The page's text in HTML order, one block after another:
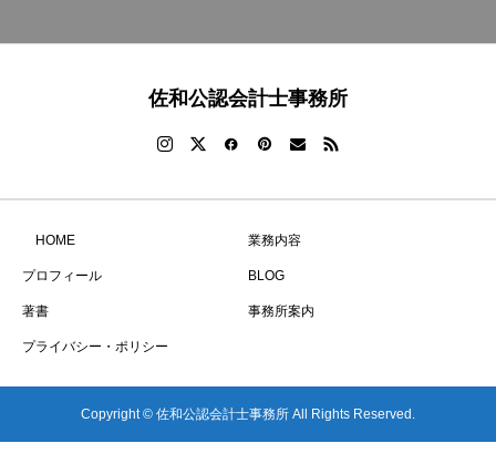
佐和公認会計士事務所
HOME 業務内容
プロフィール BLOG
著書 事務所案内
プライバシー・ポリシー
Copyright © 佐和公認会計士事務所 All Rights Reserved.